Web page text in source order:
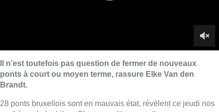
Reportage de Maël Arnodussen, Béatrice Broutout et
Chaque année, le patrimoine régional est inspecté est classé
en fonction de son état d’une note allant de A, pour les
ouvrages les plus problématiques, à F, en bon état.
Pierre Marchant et Petit Île à Anderlecht. Tous deux sont fermés